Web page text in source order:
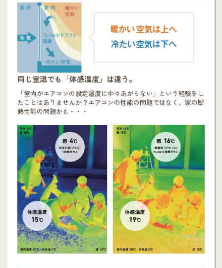
同じ室温でも「体感温度」は違う。
「室内がエアコンの設定温度に中々あがらない」という経験をし
たことはありませんか？エアコンの性能の問題ではなく、家の断
熱性能の問題かも・・・